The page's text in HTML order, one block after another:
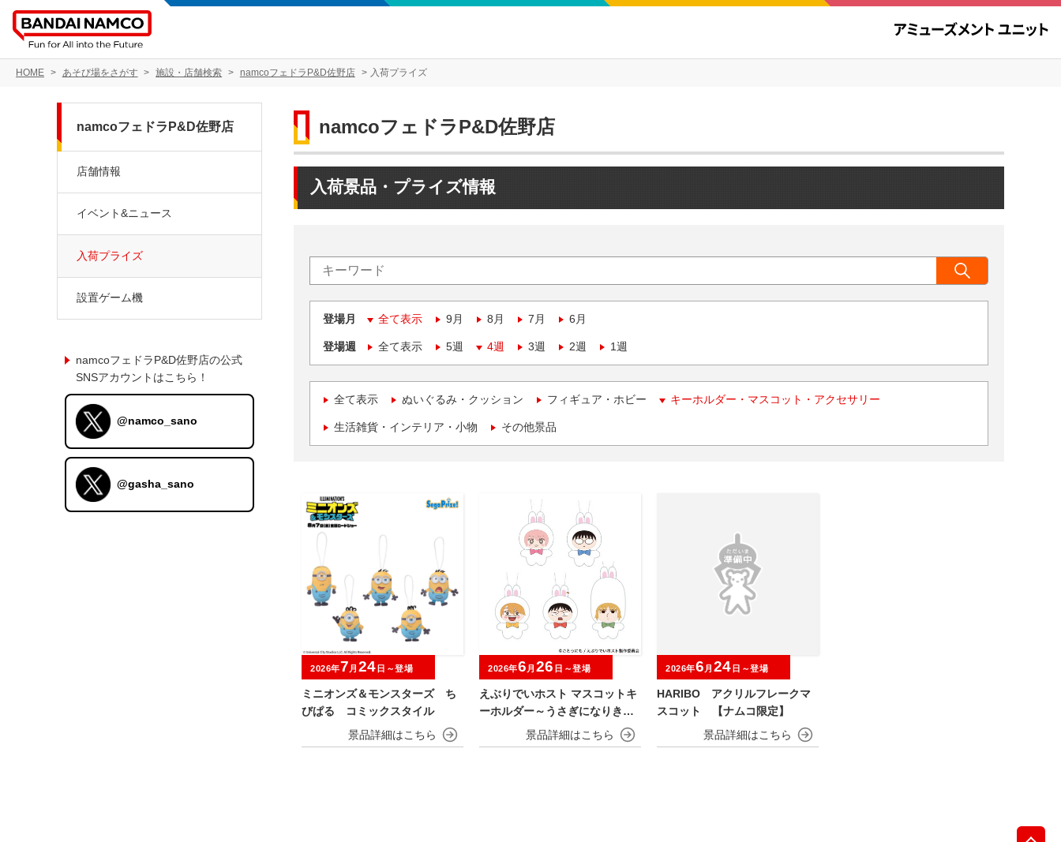
HOME あそび場をさがす 施設・店舗検索 namcoフェドラP&D佐野店 入荷プライズ
namcoフェドラP&D佐野店
入荷景品・プライズ情報
登場月 全て表示 9月 8月 7月 6月
登場週 全て表示 5週 4週 3週 2週 1週
全て表示 ぬいぐるみ・クッション フィギュア・ホビー キーホルダー・マスコット・アクセサリー
生活雑貨・インテリア・小物 その他景品
ミニオンズ＆モンスターズ ち
びぱる コミックスタイル
2026年7 月 24 日～登場
えぶりでいホスト マスコットキ
ーホルダー～うさぎになりきら
2026年6 月 26 日～登場
HARIBO アクリルフレークマ
スコット 【ナムコ限定】
2026年6 月 24 日～登場
namcoフェドラP&D佐野店
店舗情報
イベント&ニュース
入荷プライズ
設置ゲーム機
namcoフェドラP&D佐野店の公式
SNSアカウントはこちら！
@namco_sano
@gasha_sano